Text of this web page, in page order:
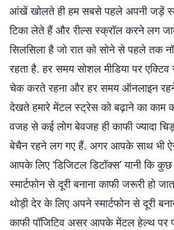
आंखें खोलते ही हम सबसे पहले अपनी जड़ें
टिका लेते हैं और रील्स स्क्रॉल करने लग
सिलसिला है जो रात को सोने से पहले तक
रहता है. हर समय सोशल मीडिया पर एक्टिव
चेक करते रहना और हर समय ऑनलाइन
देखते हमारे मेंटल स्ट्रेस को बढ़ाने का काम
वजह से कई लोग बेवजह ही काफी ज्यादा
बेचैन रहने लग गए हैं. अगर आपके साथ भी
आपके लिए ‘डिजिटल डिटॉक्स’ यानी कि
स्मार्टफोन से दूरी बनाना काफी जरूरी हो
थोड़ी देर के लिए अपने स्मार्टफोन से दूरी
काफी पॉजिटिव असर आपके मेंटल हेल्थ पर